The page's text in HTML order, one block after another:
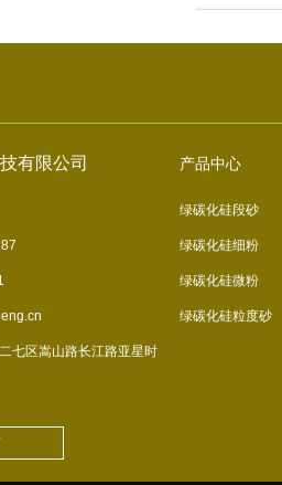
有限公司
七区嵩山路长江路亚星时
产品中心
绿碳化硅段砂
绿碳化硅细粉
绿碳化硅微粉
绿碳化硅粒度砂